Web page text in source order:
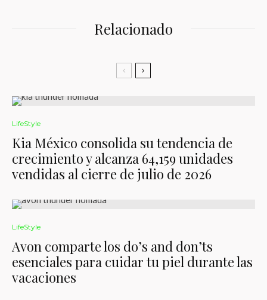
Relacionado
LifeStyle
Kia México consolida su tendencia de
crecimiento y alcanza 64,159 unidades
vendidas al cierre de julio de 2026
LifeStyle
Avon comparte los do’s and don’ts
esenciales para cuidar tu piel durante las
vacaciones